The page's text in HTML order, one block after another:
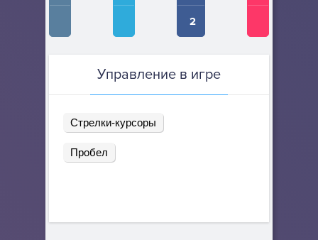
2
Управление в игре
Стрелки-курсоры
Пробел